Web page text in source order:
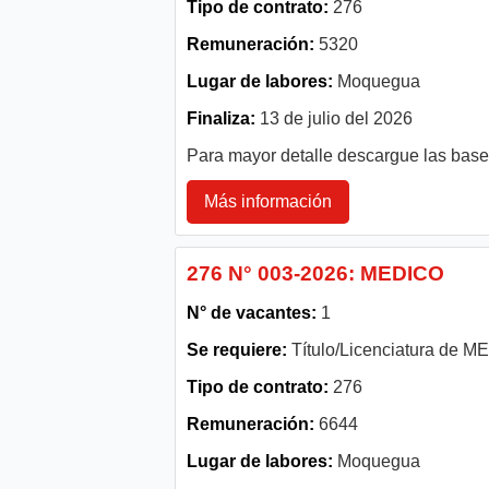
Tipo de contrato: 276
Remuneración: 5320
Lugar de labores: Moquegua
Finaliza: 13 de julio del 2026
Para mayor detalle descargue las
Más información
276 N° 003-2026: MEDICO
N° de vacantes: 1
Se requiere: Título/Licenciatura de
Tipo de contrato: 276
Remuneración: 6644
Lugar de labores: Moquegua